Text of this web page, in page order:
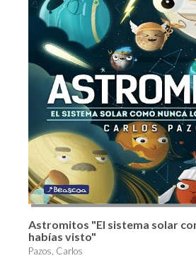
Astromitos "El sistema solar
habías visto"
Pazos, Carlos